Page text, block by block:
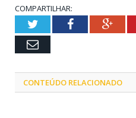
COMPARTILHAR:
TwitterFacebook
Email
CONTEÚDO RELACIONADO